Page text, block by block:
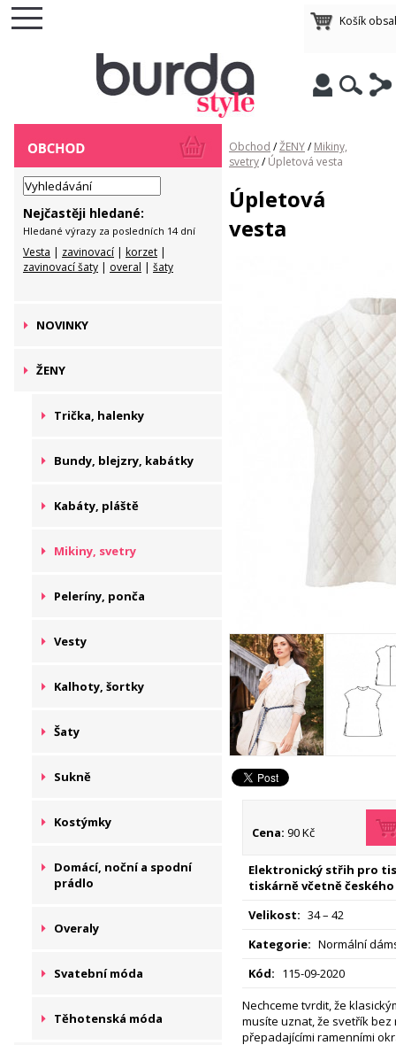
Košík
Nejčastěji hledané:
Hledané výrazy za posledních 14 dní
Vesta | zavinovací | korzet |
zavinovací šaty | overal | šaty
NOVINKY
ŽENY
Trička, halenky
Bundy, blejzry, kabátky
Kabáty, pláště
Mikiny, svetry
Peleríny, ponča
Vesty
Kalhoty, šortky
Šaty
Sukně
Kostýmky
Domácí, noční a spodní
prádlo
Overaly
Svatební móda
Těhotenská móda
Obchod /ŽENY/ Mikiny,
svetry/ Úpletová vesta
Úpletová
vesta
Cena: 90 Kč
Elektronický střih pro
tiskárně včetně českého
Velikost: 34 – 42
Kategorie: Normální
Kód: 115-09-2020
Nechceme tvrdit, že
musíte uznat, že svetřík bez
přepadajícími ramenními